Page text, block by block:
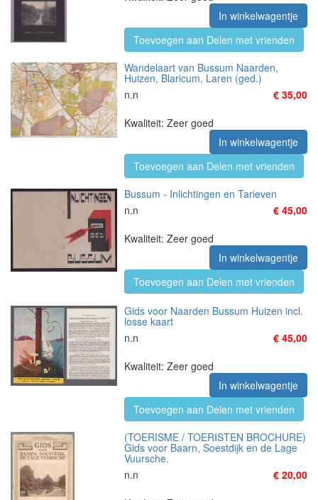
In winkelwagentje
Toevoegen aan Delen met vrienden
Wandelaart van Bussum Naarden,
Huizen, Blaricum, Laren (ged.)
n.n
€ 35,00
Kwaliteit: Zeer goed
In winkelwagentje
Toevoegen aan Delen met vrienden
Bussum - Inlichtingen en Tarieven
n.n
€ 45,00
Kwaliteit: Zeer goed
In winkelwagentje
Toevoegen aan Delen met vrienden
Gids voor Naarden Bussum Huizen incl.
losse kaart
n.n
€ 45,00
Kwaliteit: Zeer goed
In winkelwagentje
Toevoegen aan Delen met vrienden
(TOERISME / TOERISTEN BROCHURE)
Gids voor Baarn, Soestdijk en de Lage
Vuursche.
n.n
€ 20,00